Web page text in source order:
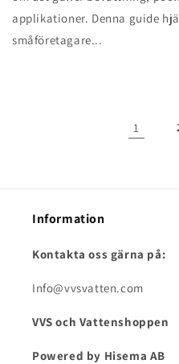
applikationer. Denna guide
småföretagare...
1
Information
Kontakta oss gärna på:
Info@vvsvatten.com
VVS och Vattenshoppen
Powered by Hisema AB